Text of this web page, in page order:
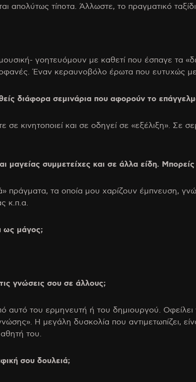
απολύτως τίποτα. Άλλωστε, το πραγματικό
γοητευόμουν με καθετί που έσπαγε τα
Έναν κεραυνοβόλο έρωτα που ευτυχώς
διάφορα σεμινάρια που αφορούν το
σε κινητοποιεί και σε οδηγεί σε «εξέλιξη». Σε
μαγείας συμμετείχες και σε άλλα είδη.
πράγματα, τα οποία μου χαρίζουν έμπνευση,
κ.π.α.
ως μάγος;
γνώσεις σου σε άλλους;
του ερμηνευτή ή του δημιουργού. Οφείλει
Η μεγάλη δυσκολία που αντιμετωπίζει,
του.
σου δουλειά;